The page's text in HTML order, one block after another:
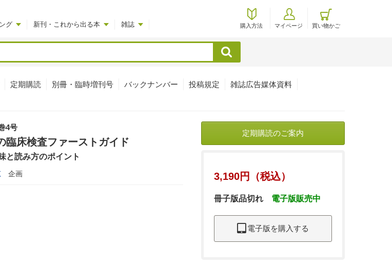
グ 新刊・これから出る本 雑誌 購入方法 マイページ 買い物かご
検索
定期購読 別冊・臨時増刊号 バックナンバー 投稿規定 雑誌広告媒体資料
定期購読のご案内
3,190円（税込）
冊子版品切れ 電子版販売中
電子版を購入する
4号
臨床検査ファーストガイド
読み方のポイント
企画